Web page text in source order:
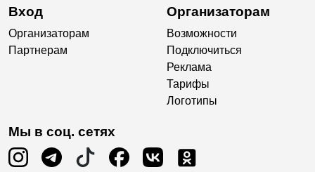
Вход
Организаторам
Партнерам
Организаторам
Возможности
Подключиться
Реклама
Тарифы
Логотипы
Мы в соц. сетях